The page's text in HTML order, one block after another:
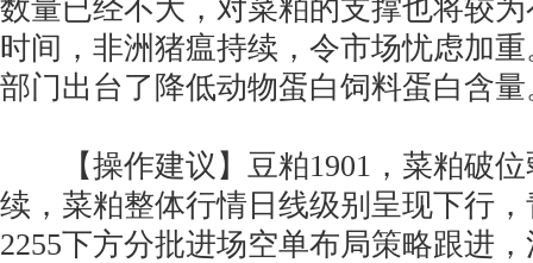
数量已经不大，对菜粕的支撑也将较
时间，非洲猪瘟持续，令市场忧虑加
部门出台了降低动物蛋白饲料蛋白含量
【操作建议】豆粕1901，菜粕破位
续，菜粕整体行情日线级别呈现下行
2255下方分批进场空单布局策略跟进